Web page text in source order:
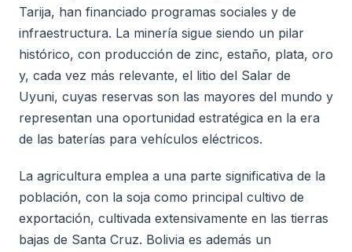
Tarija, han financiado programas sociales y de
infraestructura. La minería sigue siendo un pilar
histórico, con producción de zinc, estaño, plata, oro
y, cada vez más relevante, el litio del Salar de
Uyuni, cuyas reservas son las mayores del mundo y
representan una oportunidad estratégica en la era
de las baterías para vehículos eléctricos.
La agricultura emplea a una parte significativa de la
población, con la soja como principal cultivo de
exportación, cultivada extensivamente en las tierras
bajas de Santa Cruz. Bolivia es además un